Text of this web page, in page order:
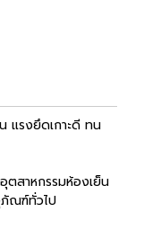
แรงยึดเกาะดี ทน
ตสาหกรรมห้องเย็น
ภัณฑ์ทั่วไป